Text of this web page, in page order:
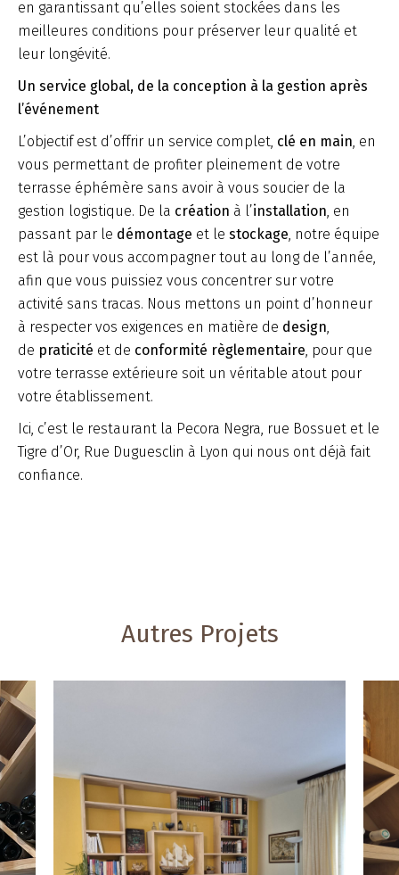
en garantissant qu’elles soient stockées dans les
meilleures conditions pour préserver leur qualité et
leur longévité.
Un service global, de la conception à la gestion après
l’événement
L’objectif est d’offrir un service complet, clé en main, en
vous permettant de profiter pleinement de votre
terrasse éphémère sans avoir à vous soucier de la
gestion logistique. De la création à l’installation, en
passant par le démontage et le stockage, notre équipe
est là pour vous accompagner tout au long de l’année,
afin que vous puissiez vous concentrer sur votre
activité sans tracas. Nous mettons un point d’honneur
à respecter vos exigences en matière de design,
de praticité et de conformité règlementaire, pour que
votre terrasse extérieure soit un véritable atout pour
votre établissement.
Ici, c’est le restaurant la Pecora Negra, rue Bossuet et le
Tigre d’Or, Rue Duguesclin à Lyon qui nous ont déjà fait
confiance.
Autres Projets